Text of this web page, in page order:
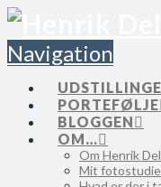
Navigation
PORTEFØLJE
BLOGGEN
OM…
Om Henrik
Mit fotostudie